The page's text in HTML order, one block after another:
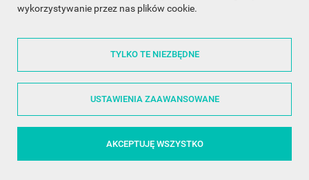
wykorzystywanie przez nas plików cookie.
TYLKO TE NIEZBĘDNE
USTAWIENIA ZAAWANSOWANE
AKCEPTUJĘ WSZYSTKO
ŚLEDŹ NAS NA FACEBOOKU
Made with❤in Poland